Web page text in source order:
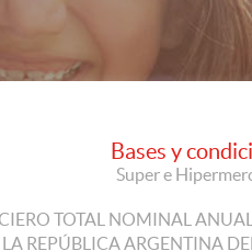
Bases y
Super e
TOTAL NOMINAL
REPÚBLICA ARGENTINA